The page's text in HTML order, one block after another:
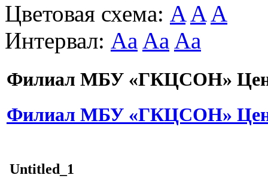
Цветовая схема: A A A
Интервал: Aa Aa Aa
Филиал МБУ «ГКЦСОН»
Филиал МБУ «ГКЦСОН»
Untitled_1